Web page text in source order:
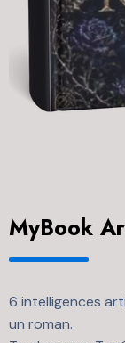
MyBook
6 intelligences
un roman.